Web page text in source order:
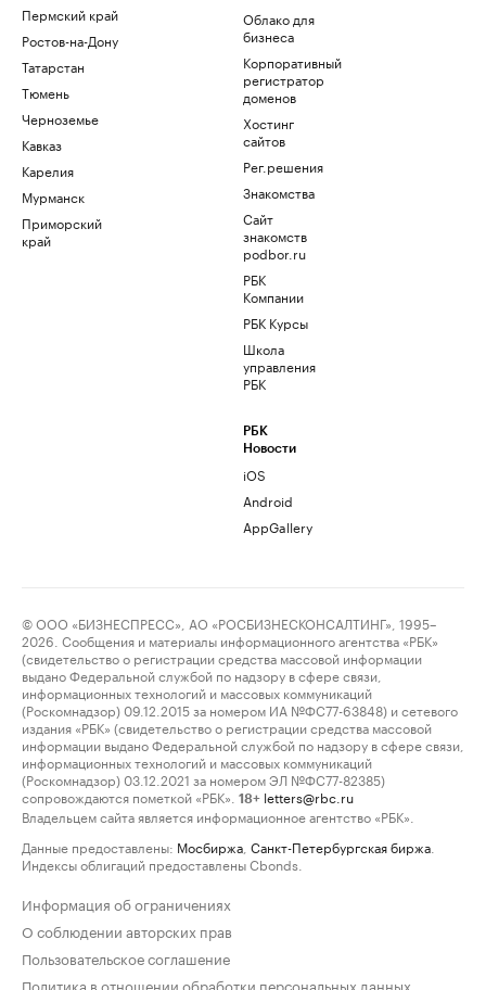
Пермский край
Ростов-на-Дону
Татарстан
Тюмень
Черноземье
Кавказ
Карелия
Мурманск
Приморский
край
Облако для
бизнеса
Корпоративный
регистратор
доменов
Хостинг
сайтов
Рег.решения
Знакомства
Сайт
знакомств
podbor.ru
РБК
Компании
РБК Курсы
Школа
управления
РБК
РБК
Новости
iOS
Android
AppGallery
© ООО «БИЗНЕСПРЕСС», АО «РОСБИЗНЕСКОНСАЛТИНГ», 1995–
2026. Сообщения и материалы информационного агентства «РБК»
(свидетельство о регистрации средства массовой информации
выдано Федеральной службой по надзору в сфере связи,
информационных технологий и массовых коммуникаций
(Роскомнадзор) 09.12.2015 за номером ИА №ФС77-63848) и сетевого
издания «РБК» (свидетельство о регистрации средства массовой
информации выдано Федеральной службой по надзору в сфере связи,
информационных технологий и массовых коммуникаций
(Роскомнадзор) 03.12.2021 за номером ЭЛ №ФС77-82385)
сопровождаются пометкой «РБК».
18+ letters@rbc.ru
Владельцем сайта является информационное агентство «РБК».
Данные предоставлены: Мосбиржа Санкт-Петербургская биржа
Индексы облигаций предоставлены Cbonds.
Информация об ограничениях
О соблюдении авторских прав
Пользовательское соглашение
Политика в отношении обработки персональных данных